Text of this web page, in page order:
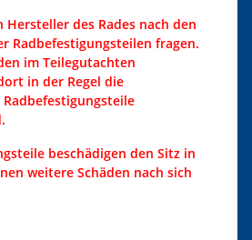
Hersteller des Rades nach den
Radbefestigungsteilen fragen.
im Teilegutachten
in der Regel die
beschädigen den Sitz in
weitere Schäden nach sich